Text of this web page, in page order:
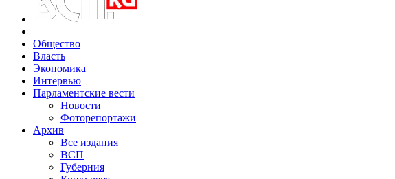
Общество
Власть
Экономика
Интервью
Парламентские вести
Новости
Фоторепортажи
Архив
Все издания
ВСП
Губерния